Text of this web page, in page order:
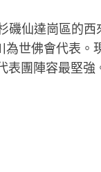
仙達崗區的
世佛會代表。
表團陣容最堅強